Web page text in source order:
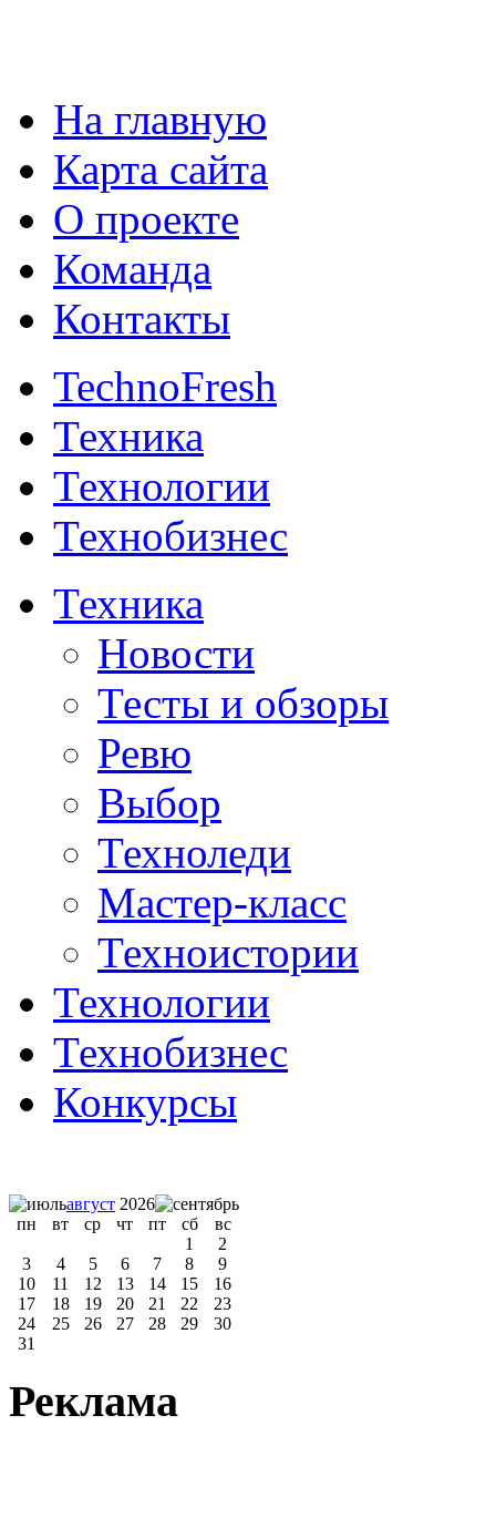
На главную
Карта сайта
О проекте
Команда
Контакты
TechnoFresh
Техника
Технологии
Технобизнес
Техника
Новости
Тесты и обзоры
Ревю
Выбор
Техноледи
Мастер-класс
Техноистории
Технологии
Технобизнес
Конкурсы
август 2026
пн
вт ср чт пт сб
вс
1
2
3
4 5 6 7 8
9
10
11 12 13 14 15
16
17
18 19 20 21 22
23
24
25 26 27 28 29
30
31
Реклама